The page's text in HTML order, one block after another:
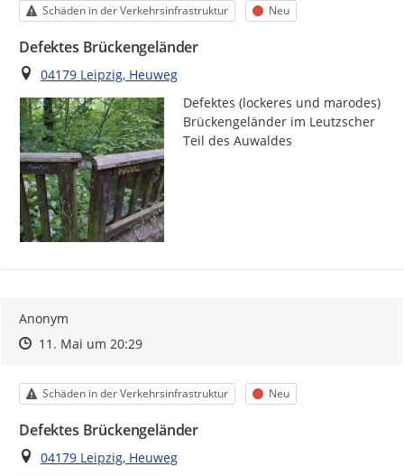
Kategorie
Schäden in der Verkehrsinfrastruktur Status
Neu
Defektes Brückengeländer
Ort
04179 Leipzig, Heuweg
Defektes (lockeres und marodes)
Brückengeländer im Leutzscher
Teil des Auwaldes
Anonym
Zeitpunkt des Erstellens
Zeitpunkt des Erstellens
11. Mai um 20:29Zur Äußerung
Kategorie
Schäden in der Verkehrsinfrastruktur Status
Neu
Defektes Brückengeländer
Ort
04179 Leipzig, Heuweg